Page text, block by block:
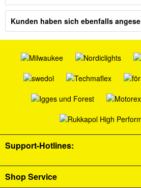
Kunden haben sich ebenfalls
Support-Hotlines:
Shop Service